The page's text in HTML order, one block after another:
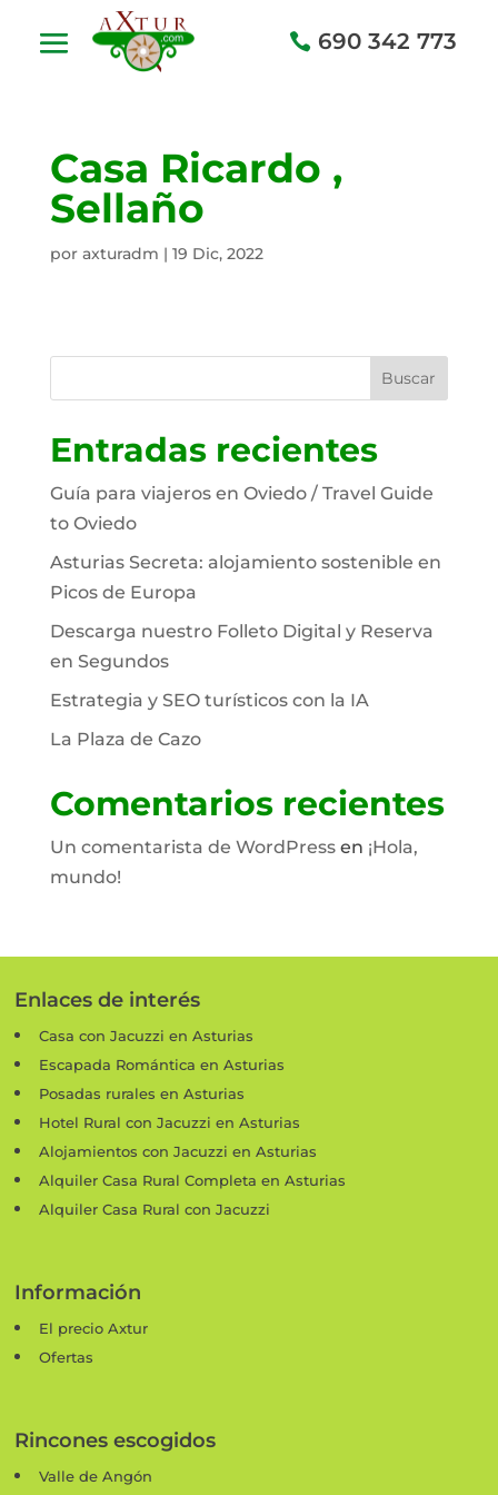
690 342 773
Casa Ricardo ,
Sellaño
por axturadm | 19 Dic, 2022
Buscar
Entradas recientes
Guía para viajeros en Oviedo / Travel Guide
to Oviedo
Asturias Secreta: alojamiento sostenible en
Picos de Europa
Descarga nuestro Folleto Digital y Reserva
en Segundos
Estrategia y SEO turísticos con la IA
La Plaza de Cazo
Comentarios recientes
Un comentarista de WordPressen ¡Hola,
mundo!
Enlaces de interés
Casa con Jacuzzi en Asturias
Escapada Romántica en Asturias
Posadas rurales en Asturias
Hotel Rural con Jacuzzi en Asturias
Alojamientos con Jacuzzi en Asturias
Alquiler Casa Rural Completa en Asturias
Alquiler Casa Rural con Jacuzzi
Información
El precio Axtur
Ofertas
Rincones escogidos
Valle de Angón